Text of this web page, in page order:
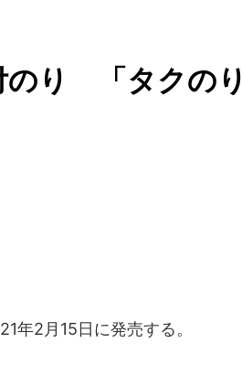
のり 「タクのり
2月15日に発売する。